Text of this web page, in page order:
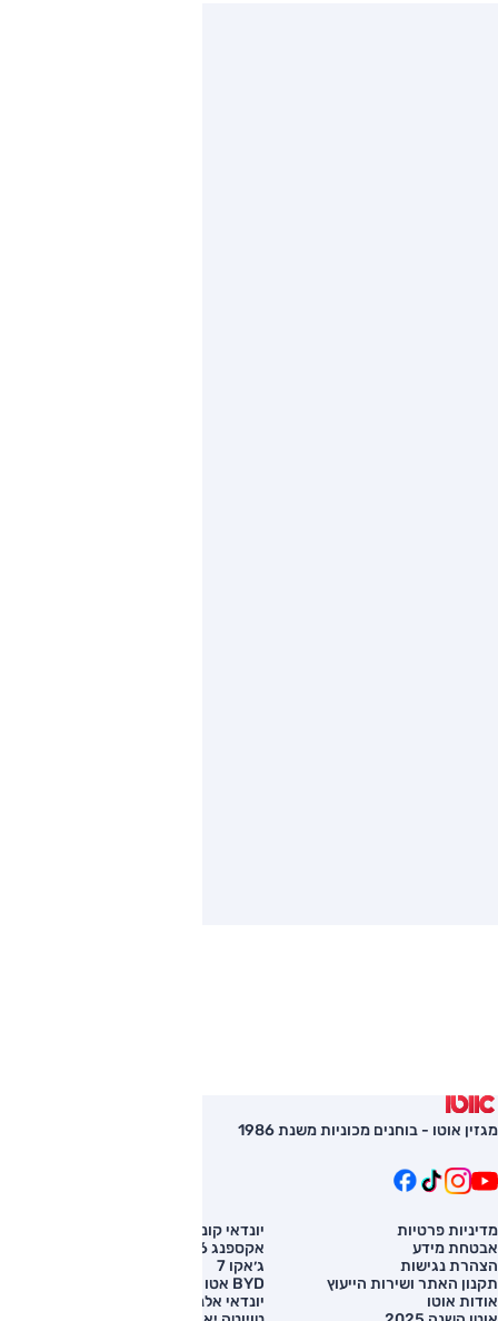
מגזין אוטו - בוחנים מכוניות משנת 1986
מדיניות פרטיות
אבטחת מידע
הצהרת נגישות
תקנון האתר ושירות הייעוץ
אודות אוטו
יונדאי קונה
אקספנג G6
ג׳אקו 7
BYD אטו 3
יונדאי אלנטרה